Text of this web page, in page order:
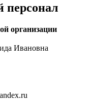
персонал
организации
Ивановна